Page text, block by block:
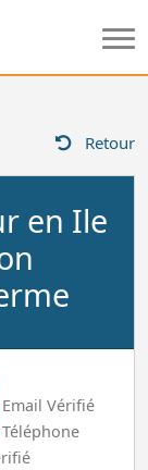
Retour
en Ile
Vérifié